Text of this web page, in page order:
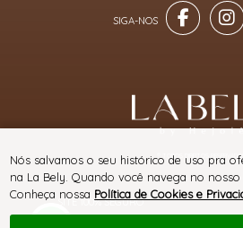
SITE 100% SEGURO
® TODOS DIREITOS RESERVADOS
Nós salvamos o seu histórico de uso pra
na La Bely. Quando você navega no nosso
Conheça nossa Política de Cookies e